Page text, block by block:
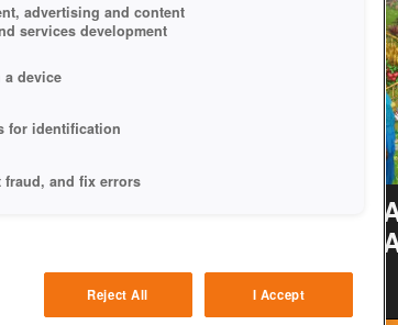
advertising and content
services development
a device
for identification
fraud, and fix errors
data sourcesReject All I Accept